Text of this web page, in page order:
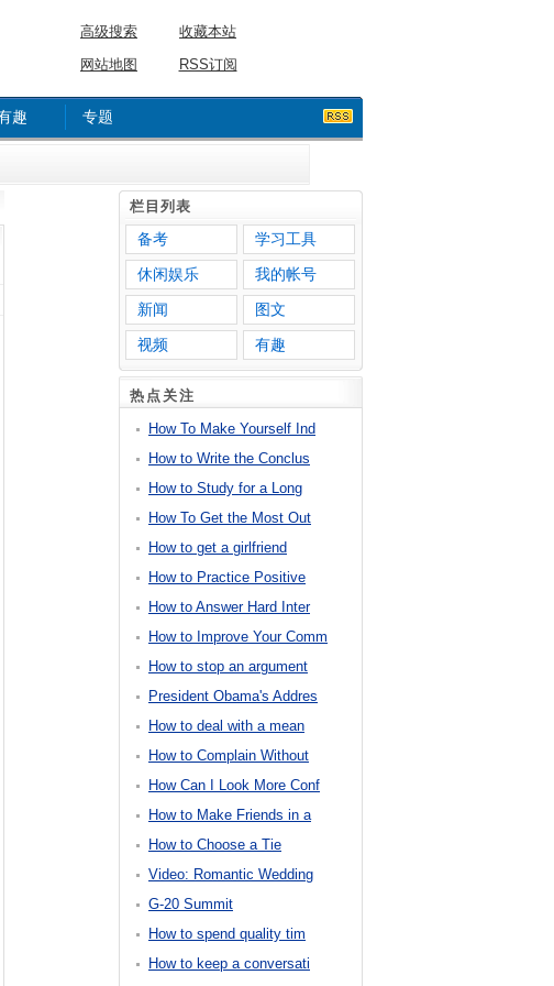
高级搜索
收藏本站
网站地图
RSS订阅
趣 专题
栏目列表
备考
学习工具
休闲娱乐
我的帐号
新闻
图文
视频
有趣
热点关注
How To Make Yourself Ind
How to Write the Conclus
How to Study for a Long
How To Get the Most Out
How to get a girlfriend
How to Practice Positive
How to Answer Hard Inter
How to Improve Your Comm
How to stop an argument
President Obama's Addres
How to deal with a mean
How to Complain Without
How Can I Look More Conf
How to Make Friends in a
How to Choose a Tie
Video: Romantic Wedding
G-20 Summit
How to spend quality tim
How to keep a conversati